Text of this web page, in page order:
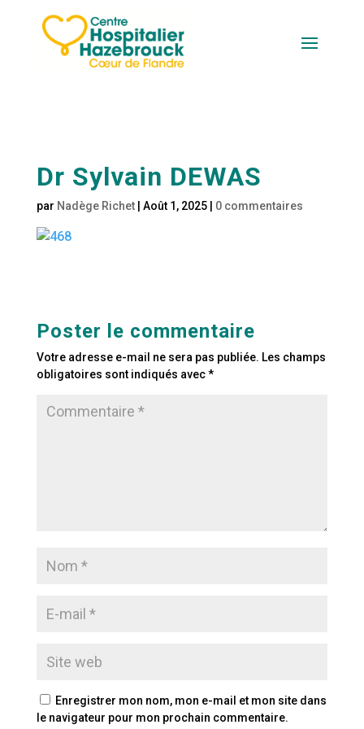
Dr Sylvain DEWAS
par Nadège Richet| Août 1, 2025| 0 commentaires
Poster le commentaire
Votre adresse e-mail ne sera pas publiée. Les champs
obligatoires sont indiqués avec*
Enregistrer mon nom, mon e-mail et mon site dans
le navigateur pour mon prochain commentaire.